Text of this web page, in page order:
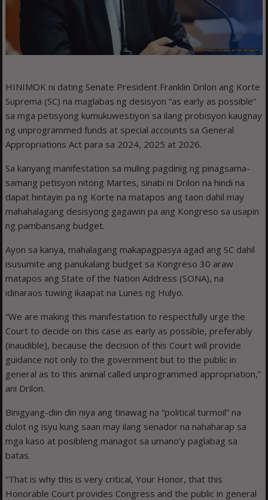
HINIMOK ni dating Senate President Franklin Drilon ang Korte
Suprema (SC) na maglabas ng desisyon “as early as possible”
sa mga petisyong kumukuwestiyon sa ilang probisyon kaugnay
ng unprogrammed funds at special accounts sa General
Appropriations Act para sa 2024, 2025 at 2026.
Sa kanyang manifestation sa muling pagdinig ng pinagsama-
samang petisyon nitong Martes, sinabi ni Drilon na hindi na
dapat hintayin pa ng Korte na matapos ang taon dahil may
mahahalagang desisyong gagawin pa ang Kongreso sa usapin
ng pambansang budget.
Ayon sa kanya, mahalagang makapagpasya agad ang SC dahil
isusumite ang panukalang budget sa Kongreso 30 araw
matapos ang State of the Nation Address (SONA), na
idinaraos tuwing ikaapat na Lunes ng Hulyo.
“We are making this manifestation to respectfully urge the
Court to decide on this case as early as possible, preferably
(inaudible), because the decision of this Court will provide
guidance not only to the government but to the public in
general as to this animal called unprogrammed appropriation,”
ani Drilon.
Binigyang-diin din niya ang tinawag na “political turmoil” na
dulot ng isyu kung saan may ilang senador na nahaharap sa
mga kaso at posibleng managot sa umano’y paglabag sa
batas.
“That is why this is very critical, Your Honor, that this
Honorable Court provides Congress and the public in general